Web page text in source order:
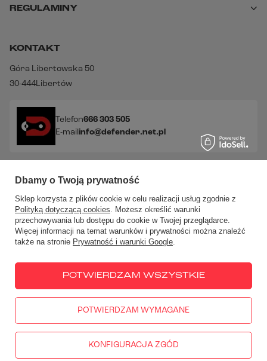
REGULAMINY
KONTAKT
Góra Libertowska 50
30-444Libertów
Telefon666 303 505
E-mailinfo@defender.net.pl
Sprawdź nasze social media!
W sklepie prezentujemy ceny brutto (z VAT).
666 303 505
DEFENDER Akcesoria Motocyklowe,Góra Libertowska 50,30-
444Libertów
Dbamy o Twoją prywatność
Sklep korzysta z plików cookie w celu realizacji usług zgodnie z
Polityką dotyczącą cookies. Możesz określić warunki
przechowywania lub dostępu do cookie w Twojej przeglądarce.
Więcej informacji na temat warunków i prywatności można znaleźć
także na stronie Prywatność i warunki Google.
POTWIERDZAM WYMAGANE
KONFIGURACJA ZGÓD
POTWIERDZAM WSZYSTKIE